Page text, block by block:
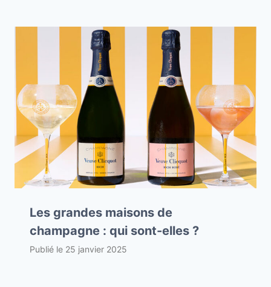
Les grandes maisons de
champagne : qui sont-elles ?
Publié le 25 janvier 2025